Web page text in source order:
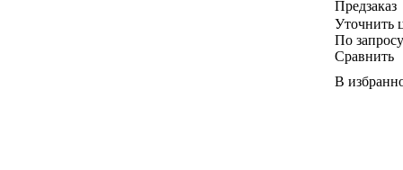
Предзаказ
Уточнить
По запросу
Сравнить
В